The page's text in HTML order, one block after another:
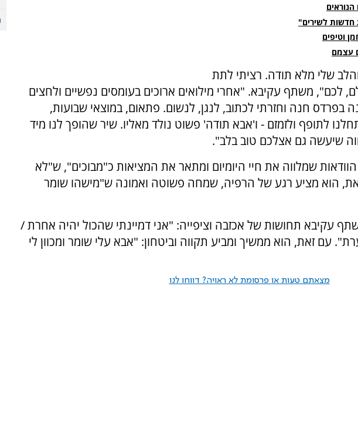
הנוראים
חדשות לשירים"
וטיפים
עצמם
שלי מלא תודה. רציתי לתת
לכם", משתף עקיבא. "אחרי מילואים ארוכים בעומסים נפשיים ולחצים
בפרדס חנה וחזרתי לכתוב, לנגן, לנשום. פתאום, במוצאי שבועות,
לתופף ולזמזם - ו'אבא תודה' פשוט נולד מאליו. שיר שהופך לנו מיד
שיעשה גם אצלכם טוב בלב".
שמלווה את חיי היומיום ומתאר את המציאות כ"מבוכים", ש"לא
הוא מציע רגע של הרפיה, שמחה פשוטה ואמונה ש"מישהו שומר
עקיבא תחושות של אכזבה וציפייה: "אני דמיינתי שהכול יהיה אחרת /
עם זאת, הוא ממשיך ומביע תקווה וביטחון: "אבא עלי שומר ומכוון לי
מצאתם טעות או פרסומת לא ראויה? דווחו לנו